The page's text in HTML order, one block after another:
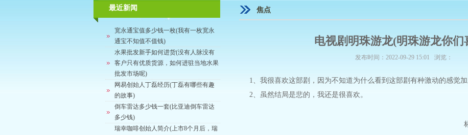
最近新闻
宽永通宝值多少钱一枚(我有一枚宽永
通宝不知值不值钱)
水果批发新手如何进货(没有人脉没有
客户只有优质货源，如何进驻当地水果
批发市场呢)
网易创始人丁磊经历(丁磊有哪些有趣
的故事)
倒车雷达多少钱一套(比亚迪倒车雷达
多少钱)
瑞幸咖啡创始人简介(上市8个月后，瑞
焦点
电视剧明珠游龙(明珠游龙你们
发布时间：2022-09-29 15:01 浏览：
1、我很喜欢这部剧，因为不知道为什么看到这部剧有种激动的感觉加
2、虽然结局是悲的，我还是很喜欢。